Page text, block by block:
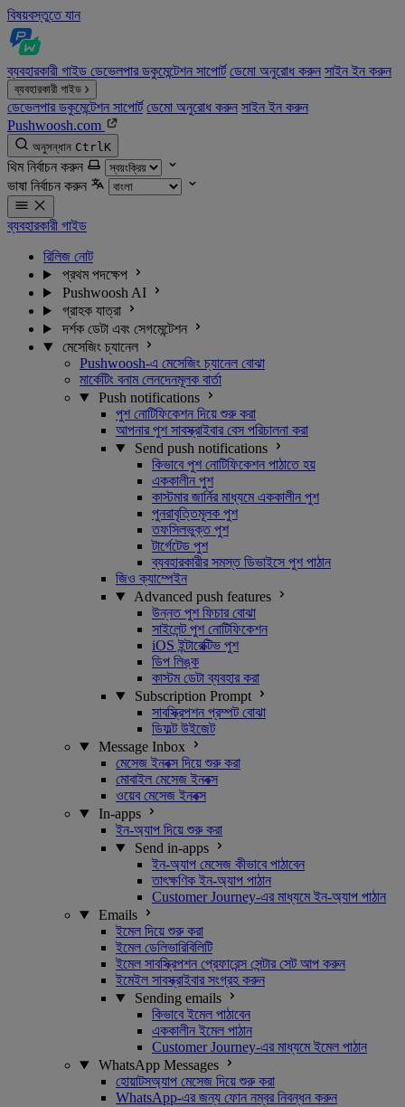
বিষয়বস্তুতে যান
ব্যবহারকারী গাইড ডেভেলপার ডকুমেন্টেশন সাপোর্ট ডেমো অনুরোধ করুন সাইন ইন করুন
ব্যবহারকারী গাইড
ডেভেলপার ডকুমেন্টেশন সাপোর্ট ডেমো অনুরোধ করুন সাইন ইন করুন
Pushwoosh.com
অনুসন্ধান CtrlK
থিম নির্বাচন করুন
ভাষা নির্বাচন করুন
ব্যবহারকারী গাইড
রিলিজ নোট
প্রথম পদক্ষেপ
Pushwoosh AI
গ্রাহক যাত্রা
দর্শক ডেটা এবং সেগমেন্টেশন
মেসেজিং চ্যানেল
Pushwoosh-এ মেসেজিং চ্যানেল বোঝা
মার্কেটিং বনাম লেনদেনমূলক বার্তা
Push notifications
পুশ নোটিফিকেশন দিয়ে শুরু করা
আপনার পুশ সাবস্ক্রাইবার বেস পরিচালনা করা
Send push notifications
কিভাবে পুশ নোটিফিকেশন পাঠাতে হয়
এককালীন পুশ
কাস্টমার জার্নির মাধ্যমে এককালীন পুশ
পুনরাবৃত্তিমূলক পুশ
তফসিলভুক্ত পুশ
টার্গেটেড পুশ
ব্যবহারকারীর সমস্ত ডিভাইসে পুশ পাঠান
জিও ক্যাম্পেইন
Advanced push features
উন্নত পুশ ফিচার বোঝা
সাইলেন্ট পুশ নোটিফিকেশন
iOS ইন্টারেক্টিভ পুশ
ডিপ লিঙ্ক
কাস্টম ডেটা ব্যবহার করা
Subscription Prompt
সাবস্ক্রিপশন প্রম্পট বোঝা
ডিফল্ট উইজেট
Message Inbox
মেসেজ ইনবক্স দিয়ে শুরু করা
মোবাইল মেসেজ ইনবক্স
ওয়েব মেসেজ ইনবক্স
In-apps
ইন-অ্যাপ দিয়ে শুরু করা
Send in-apps
ইন-অ্যাপ মেসেজ কীভাবে পাঠাবেন
তাৎক্ষণিক ইন-অ্যাপ পাঠান
Customer Journey-এর মাধ্যমে ইন-অ্যাপ পাঠান
Emails
ইমেল দিয়ে শুরু করা
ইমেল ডেলিভারিবিলিটি
ইমেল সাবস্ক্রিপশন প্রেফারেন্স সেন্টার সেট আপ করুন
ইমেইল সাবস্ক্রাইবার সংগ্রহ করুন
Sending emails
কিভাবে ইমেল পাঠাবেন
এককালীন ইমেল পাঠান
Customer Journey-এর মাধ্যমে ইমেল পাঠান
WhatsApp Messages
হোয়াটসঅ্যাপ মেসেজ দিয়ে শুরু করা
WhatsApp-এর জন্য ফোন নম্বর নিবন্ধন করুন